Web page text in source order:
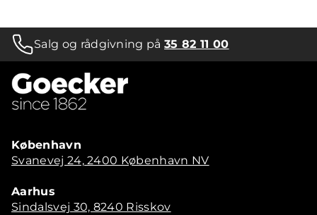
Salg og rådgivning på35 82 11 00
København
Svanevej 24, 2400 København NV
Aarhus
Sindalsvej 30, 8240 Risskov